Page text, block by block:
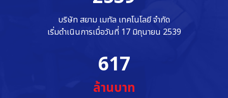
บริษัท สยาม เมทัล เทคโนโลยี จำกัด
เริ่มดำเนินการเมื่อวันที่ 17 มิถุนายน 2539
617
ล้านบาท